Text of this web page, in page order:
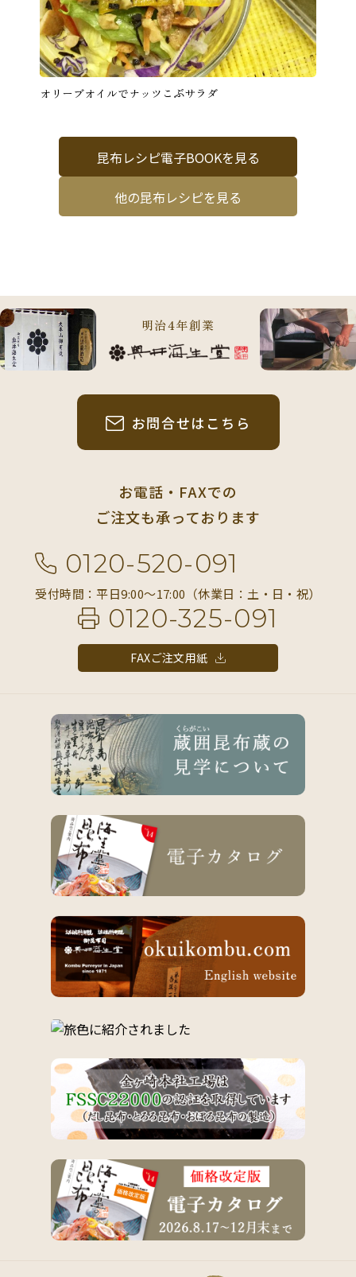
オリーブオイルでナッツこぶサラダ
昆布レシピ電子BOOKを見る
他の昆布レシピを見る
明治4年創業
お問合せはこちら
お電話・FAXでの
ご注文も承っております
0120-520-091
受付時間：平日9:00〜17:00（休業日：土・日・祝）
0120-325-091
FAXご注文用紙